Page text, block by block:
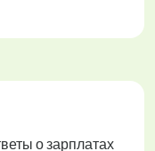
о зарплатах